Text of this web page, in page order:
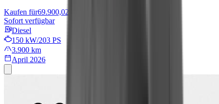
Kaufen für69.900,02 €
Sofort verfügbar
Diesel
150 kW/203 PS
3.900 km
April 2026